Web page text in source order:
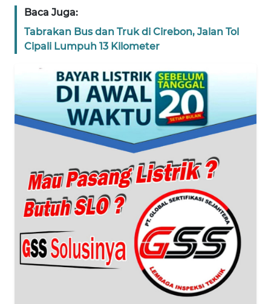
Baca Juga:
Tabrakan Bus dan Truk di Cirebon, Jalan Tol
Cipali Lumpuh 13 Kilometer
REDAKSI
KARIR
DISCLAIMER
News
Regional
SUMUT
WN
JAKARTA
WN
JABAR